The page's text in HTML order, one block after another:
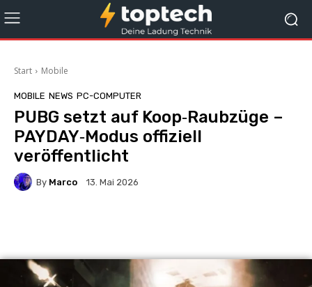
Start Mobile
MOBILE NEWS PC-COMPUTER
PUBG setzt auf Koop‑Raubzüge –
PAYDAY‑Modus offiziell
veröffentlicht
By Marco 13. Mai 2026